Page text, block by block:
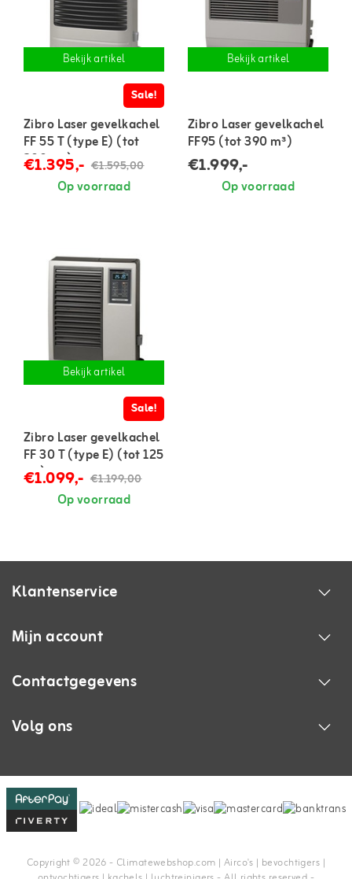
Bekijk artikel
Sale!
Zibro Laser gevelkachel
FF 55 T (type E) (tot
300 m³)
€1.395,- €1.595,00
Op voorraad
Bekijk artikel
Zibro Laser gevelkachel
FF95 (tot 390 m³)
€1.999,-
Op voorraad
Bekijk artikel
Sale!
Zibro Laser gevelkachel
FF 30 T (type E) (tot 125
m³)
€1.099,- €1.199,00
Op voorraad
Klantenservice
Mijn account
Contactgegevens
Volg ons
Copyright © 2026 - Climatewebshop.com | Airco's | bevochtigers |